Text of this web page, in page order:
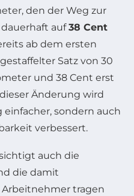
den der Weg zur
auf38 Cent
ab dem ersten
Satz von 30
und 38 Cent erst
Änderung wird
sondern auch
verbessert.
auch die
die damit
tragen